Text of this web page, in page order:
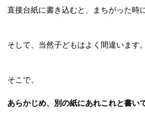
直接台紙に書き込むと、まちがった時
そして、当然子どもはよく間違います。
そこで、
あらかじめ、別の紙にあれこれと書い